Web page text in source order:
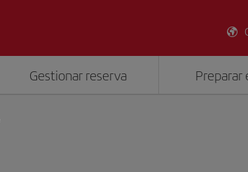
Gestionar reserva Preparar